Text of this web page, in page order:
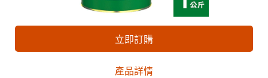
立即訂購
產品詳情